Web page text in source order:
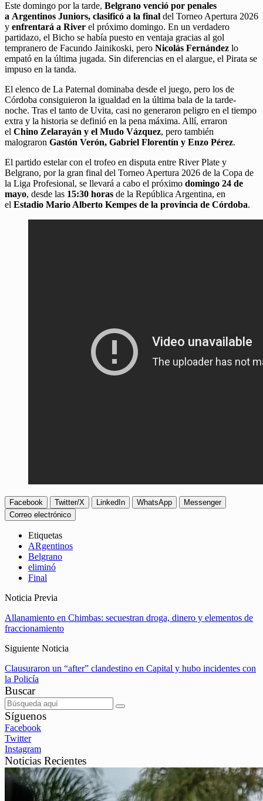
Este domingo por la tarde, Belgrano venció por penales
a Argentinos Juniors, clasificó a la final del Torneo Apertura 2026
y enfrentará a River el próximo domingo. En un verdadero
partidazo, el Bicho se había puesto en ventaja gracias al gol
tempranero de Facundo Jainikoski, pero Nicolás Fernández lo
empató en la última jugada. Sin diferencias en el alargue, el Pirata se
impuso en la tanda.
El elenco de La Paternal dominaba desde el juego, pero los de
Córdoba consiguieron la igualdad en la última bala de la tarde-
noche. Tras el tanto de Uvita, casi no generaron peligro en el tiempo
extra y la historia se definió en la pena máxima. Allí, erraron
el Chino Zelarayán y el Mudo Vázquez, pero también
malograron Gastón Verón, Gabriel Florentín y Enzo Pérez.
El partido estelar con el trofeo en disputa entre River Plate y
Belgrano, por la gran final del Torneo Apertura 2026 de la Copa de
la Liga Profesional, se llevará a cabo el próximo domingo 24 de
mayo, desde las 15:30 horas de la República Argentina, en
el Estadio Mario Alberto Kempes de la provincia de Córdoba.
Facebook Twitter/X LinkedIn WhatsApp
Messenger
Correo electrónico
Etiquetas
ARgentinos
Belgrano
eliminó
Final
Noticia Previa
Allanamiento en Chimbas: secuestran droga, dinero y elementos de
fraccionamiento
Siguiente Noticia
Clausuraron un “after” clandestino en Capital y hubo incidentes con
la Policía
Buscar
Síguenos
Facebook
Twitter
Instagram
Noticias Recientes